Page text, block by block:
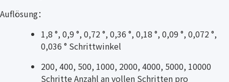
Auflösung：
1,8 °, 0,9 °, 0,72 °, 0,36 °, 0,18 °, 0,09 °, 0,072 °,
0,036 ° Schrittwinkel
200, 400, 500, 1000, 2000, 4000, 5000, 10000
Schritte Anzahl an vollen Schritten pro